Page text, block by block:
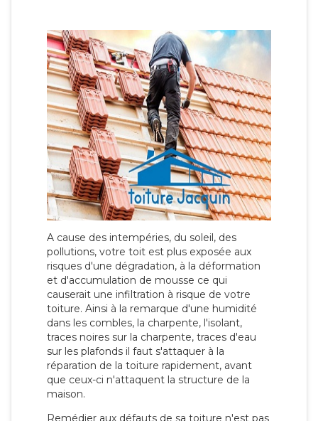
A cause des intempéries, du soleil, des
pollutions, votre toit est plus exposée aux
risques d'une dégradation, à la déformation
et d'accumulation de mousse ce qui
causerait une infiltration à risque de votre
toiture. Ainsi à la remarque d'une humidité
dans les combles, la charpente, l'isolant,
traces noires sur la charpente, traces d'eau
sur les plafonds il faut s'attaquer à la
réparation de la toiture rapidement, avant
que ceux-ci n'attaquent la structure de la
maison.
Remédier aux défauts de sa toiture n'est pas